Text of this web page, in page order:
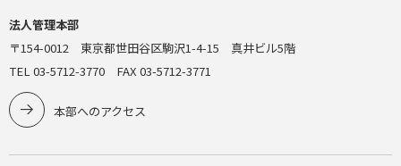
法人管理本部
〒154-0012 東京都世田谷区駒沢1-4-15 真井ビル5階
TEL 03-5712-3770 FAX 03-5712-3771
本部へのアクセス